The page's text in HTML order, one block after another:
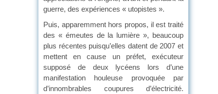
guerre, des expériences « utopistes ».
Puis, apparemment hors propos, il est traité
des « émeutes de la lumière », beaucoup
plus récentes puisqu’elles datent de 2007 et
mettent en cause un préfet, exécuteur
supposé de deux lycéens lors d’une
manifestation houleuse provoquée par
d’innombrables coupures d’électricité.